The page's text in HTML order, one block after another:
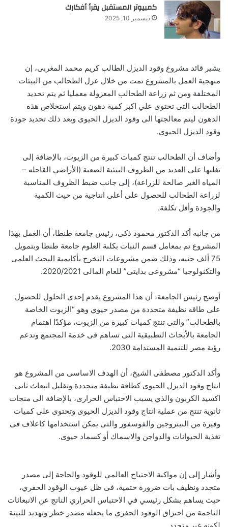
كمبيوتر المستقبل يقرأ أفكارك
ديسمبر 10, 2025
يشير قائد مشروع وقود الديزل الطالب كريم محمد المغربى، إن
منهجية العمل بالمشروع تمت من خلال عزل الطحالب من البيئات
المختلفة ومن ثم زراعة الطحالب المعزولة معمليا ثم يتم تحديد
الطحالب التى تحتوى علي اكبر كمية دهون ويتم استخلاص هذه
الدهون ليتم معالجتها الى وقود الديزل الحيوى وبعد ذلك تحديد جودة
وقود الديزل الحيوى.
وأضاف أن الطحالب تنتج كميات كبيرة من الزيوت، بالإضافة إلى
تغلبها على العديد من الظروف البيئية الصعبة (الأراضي القاحله –
المياه الغير صالحة للزراعة)، إلى جانب ضبط الظروف المناسبة
لزراعة الطحالب للحصول على أعلى انتاجية من حيث الكمية
والجودة وأقل تكلفة.
من جانبه أكد الدكتور محمود ذكى، رئيس جامعة طنطا، أن العمل بهذا
المشروع تم بمعامل قسم النبات بكلىة العلوم جامعة طنطا وبتمويل
75 ألف جنيه، وذلك ضمن مشروعات التخرج بأكايمية البحث العلمى
والتكنولوجيا “مشروعى بدايتى” للعام المالى 2020/2021.
أوضح رئيس الجامعة، أن هذا المشروع يقدم إحدى الحلول للحصول
على طاقه نظيفة متجددة من مصدر حيوي وهو “الزيوت الخاصة
بالطحالب” والتى تنتج كميات كبيرة من الزيوت، مؤكدًا اهتمام
الجامعة بالأبحاث التطبيقية التى تساهم فى خدمة المجتمع وتدعم
رؤية مصر للتنمية المستدامة 2030.
وأكد الدكتور مصطفى الشيخ، أن الهدف الاساسى من المشروع هو
انتاج وقود الديزل الحيوى كطاقة نظيفة متجددة وتقليل انبعاث ثانى
اكسيد الكربون والذي يسبب الاحتباس الحرارى، بالإضافة الى منجات
ثانوية تنتج من عملية انتاج وقود الديزل الحيوى وتحتوى على كميات
وفيرة من النيتروجين والفوسفور والتى يمكن استخدامها كاعلاف فى
تغذية الحيوانات والدواجن والاسماك أو كسماد حيوى.
وأشار إلى إن مواكبة الاحتياج العالمي للوقود والحاجة إلى مصدر
متجدد ونظيف بات ضرورة حتمية، فى ظل عيوب الوقود الحفري،
حيث يساهم بشكل رئيسي في الاحتباس الحراري الناتج عن الانبعاثات
الناجمة من احتراق الوقود الحفري ما يجعله مصدر خطر وتهديد للبيئة
لكونه غير متجدد .